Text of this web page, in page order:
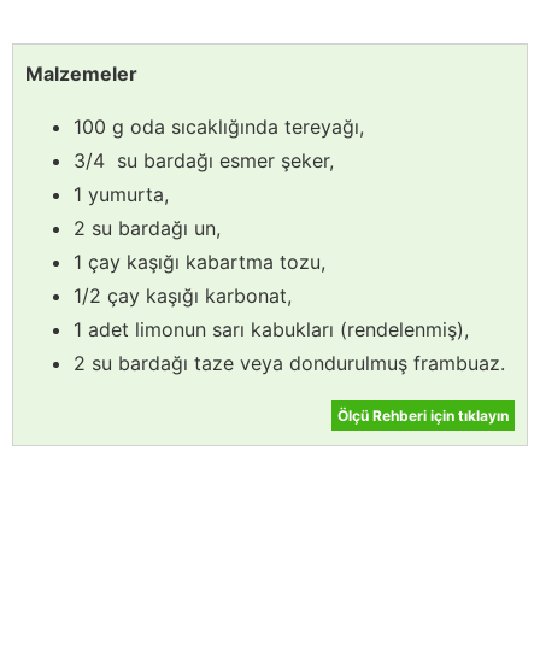
Malzemeler
100 g oda sıcaklığında tereyağı,
3/4 su bardağı esmer şeker,
1 yumurta,
2 su bardağı un,
1 çay kaşığı kabartma tozu,
1/2 çay kaşığı karbonat,
1 adet limonun sarı kabukları (rendelenmiş),
2 su bardağı taze veya dondurulmuş frambuaz.
Ölçü Rehberi için tıklayın